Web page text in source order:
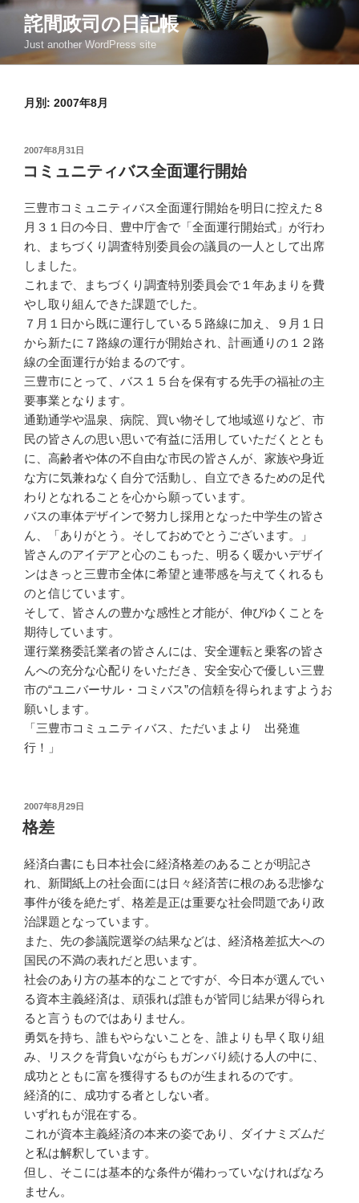
コ
ン
詫間政司の日記帳
Just another WordPress site
月別: 2007年8月
投
稿
日:
2007年8月31日
コミュニティバス全面運行開始
三豊市コミュニティバス全面運行開始を明日に控えた８
月３１日の今日、豊中庁舎で「全面運行開始式」が行わ
れ、まちづくり調査特別委員会の議員の一人として出席
しました。
これまで、まちづくり調査特別委員会で１年あまりを費
やし取り組んできた課題でした。
７月１日から既に運行している５路線に加え、９月１日
から新たに７路線の運行が開始され、計画通りの１２路
線の全面運行が始まるのです。
三豊市にとって、バス１５台を保有する先手の福祉の主
要事業となります。
通勤通学や温泉、病院、買い物そして地域巡りなど、市
民の皆さんの思い思いで有益に活用していただくととも
に、高齢者や体の不自由な市民の皆さんが、家族や身近
な方に気兼ねなく自分で活動し、自立できるための足代
わりとなれることを心から願っています。
バスの車体デザインで努力し採用となった中学生の皆さ
ん、「ありがとう。そしておめでとうございます。」
皆さんのアイデアと心のこもった、明るく暖かいデザイ
ンはきっと三豊市全体に希望と連帯感を与えてくれるも
のと信じています。
そして、皆さんの豊かな感性と才能が、伸びゆくことを
期待しています。
運行業務委託業者の皆さんには、安全運転と乗客の皆さ
んへの充分な心配りをいただき、安全安心で優しい三豊
市の“ユニバーサル・コミバス”の信頼を得られますようお
願いします。
「三豊市コミュニティバス、ただいまより 出発進
行！」
投
稿
日:
2007年8月29日
格差
経済白書にも日本社会に経済格差のあることが明記さ
れ、新聞紙上の社会面には日々経済苦に根のある悲惨な
事件が後を絶たず、格差是正は重要な社会問題であり政
治課題となっています。
また、先の参議院選挙の結果などは、経済格差拡大への
国民の不満の表れだと思います。
社会のあり方の基本的なことですが、今日本が選んでい
る資本主義経済は、頑張れば誰もが皆同じ結果が得られ
ると言うものではありません。
勇気を持ち、誰もやらないことを、誰よりも早く取り組
み、リスクを背負いながらもガンバり続ける人の中に、
成功とともに富を獲得するものが生まれるのです。
経済的に、成功する者としない者。
いずれもが混在する。
これが資本主義経済の本来の姿であり、ダイナミズムだ
と私は解釈しています。
但し、そこには基本的な条件が備わっていなければなろ
ません。